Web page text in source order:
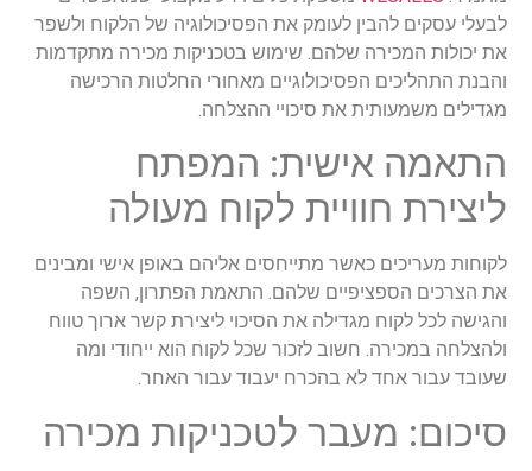
לבעלי עסקים להבין לעומק את הפסיכולוגיה של הלקוח ולשפר
את יכולות המכירה שלהם. שימוש בטכניקות מכירה מתקדמות
והבנת התהליכים הפסיכולוגיים מאחורי החלטות הרכישה
מגדילים משמעותית את סיכויי ההצלחה.
התאמה אישית: המפתח
ליצירת חוויית לקוח מעולה
לקוחות מעריכים כאשר מתייחסים אליהם באופן אישי ומבינים
את הצרכים הספציפיים שלהם. התאמת הפתרון, השפה
והגישה לכל לקוח מגדילה את הסיכוי ליצירת קשר ארוך טווח
ולהצלחה במכירה. חשוב לזכור שכל לקוח הוא ייחודי ומה
שעובד עבור אחד לא בהכרח יעבוד עבור האחר.
סיכום: מעבר לטכניקות מכירה